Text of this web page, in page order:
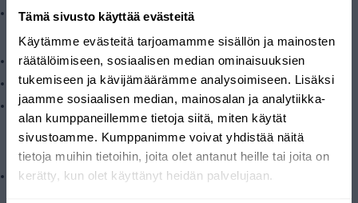
Tämä sivusto käyttää evästeitä
Käytämme evästeitä tarjoamamme sisällön ja mainosten
räätälöimiseen, sosiaalisen median ominaisuuksien
tukemiseen ja kävijämäärämme analysoimiseen. Lisäksi
jaamme sosiaalisen median, mainosalan ja analytiikka-
alan kumppaneillemme tietoja siitä, miten käytät
sivustoamme. Kumppanimme voivat yhdistää näitä
tietoja muihin tietoihin, joita olet antanut heille tai joita on
kerätty, kun olet käyttänyt heidän palvelujaan.
Vervangend filter
Technische kenmerken:
Typische stroomsnelheid: max. 4-8 liter per minuut
Drukval: 0,5 bar @ 5 l/min
Vervangend filter past op Aqva filterbehuizing maat L
(standaardmaat 10”BB)
Systeemvereisten:
Voorfilter: Water dat naar het filter wordt geleid, moet worden